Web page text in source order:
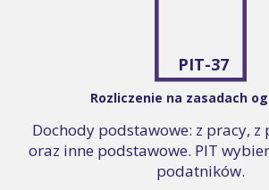
PIT-37
Rozliczenie na zasadach
Dochody podstawowe: z pracy, z
oraz inne podstawowe. PIT
podatników.